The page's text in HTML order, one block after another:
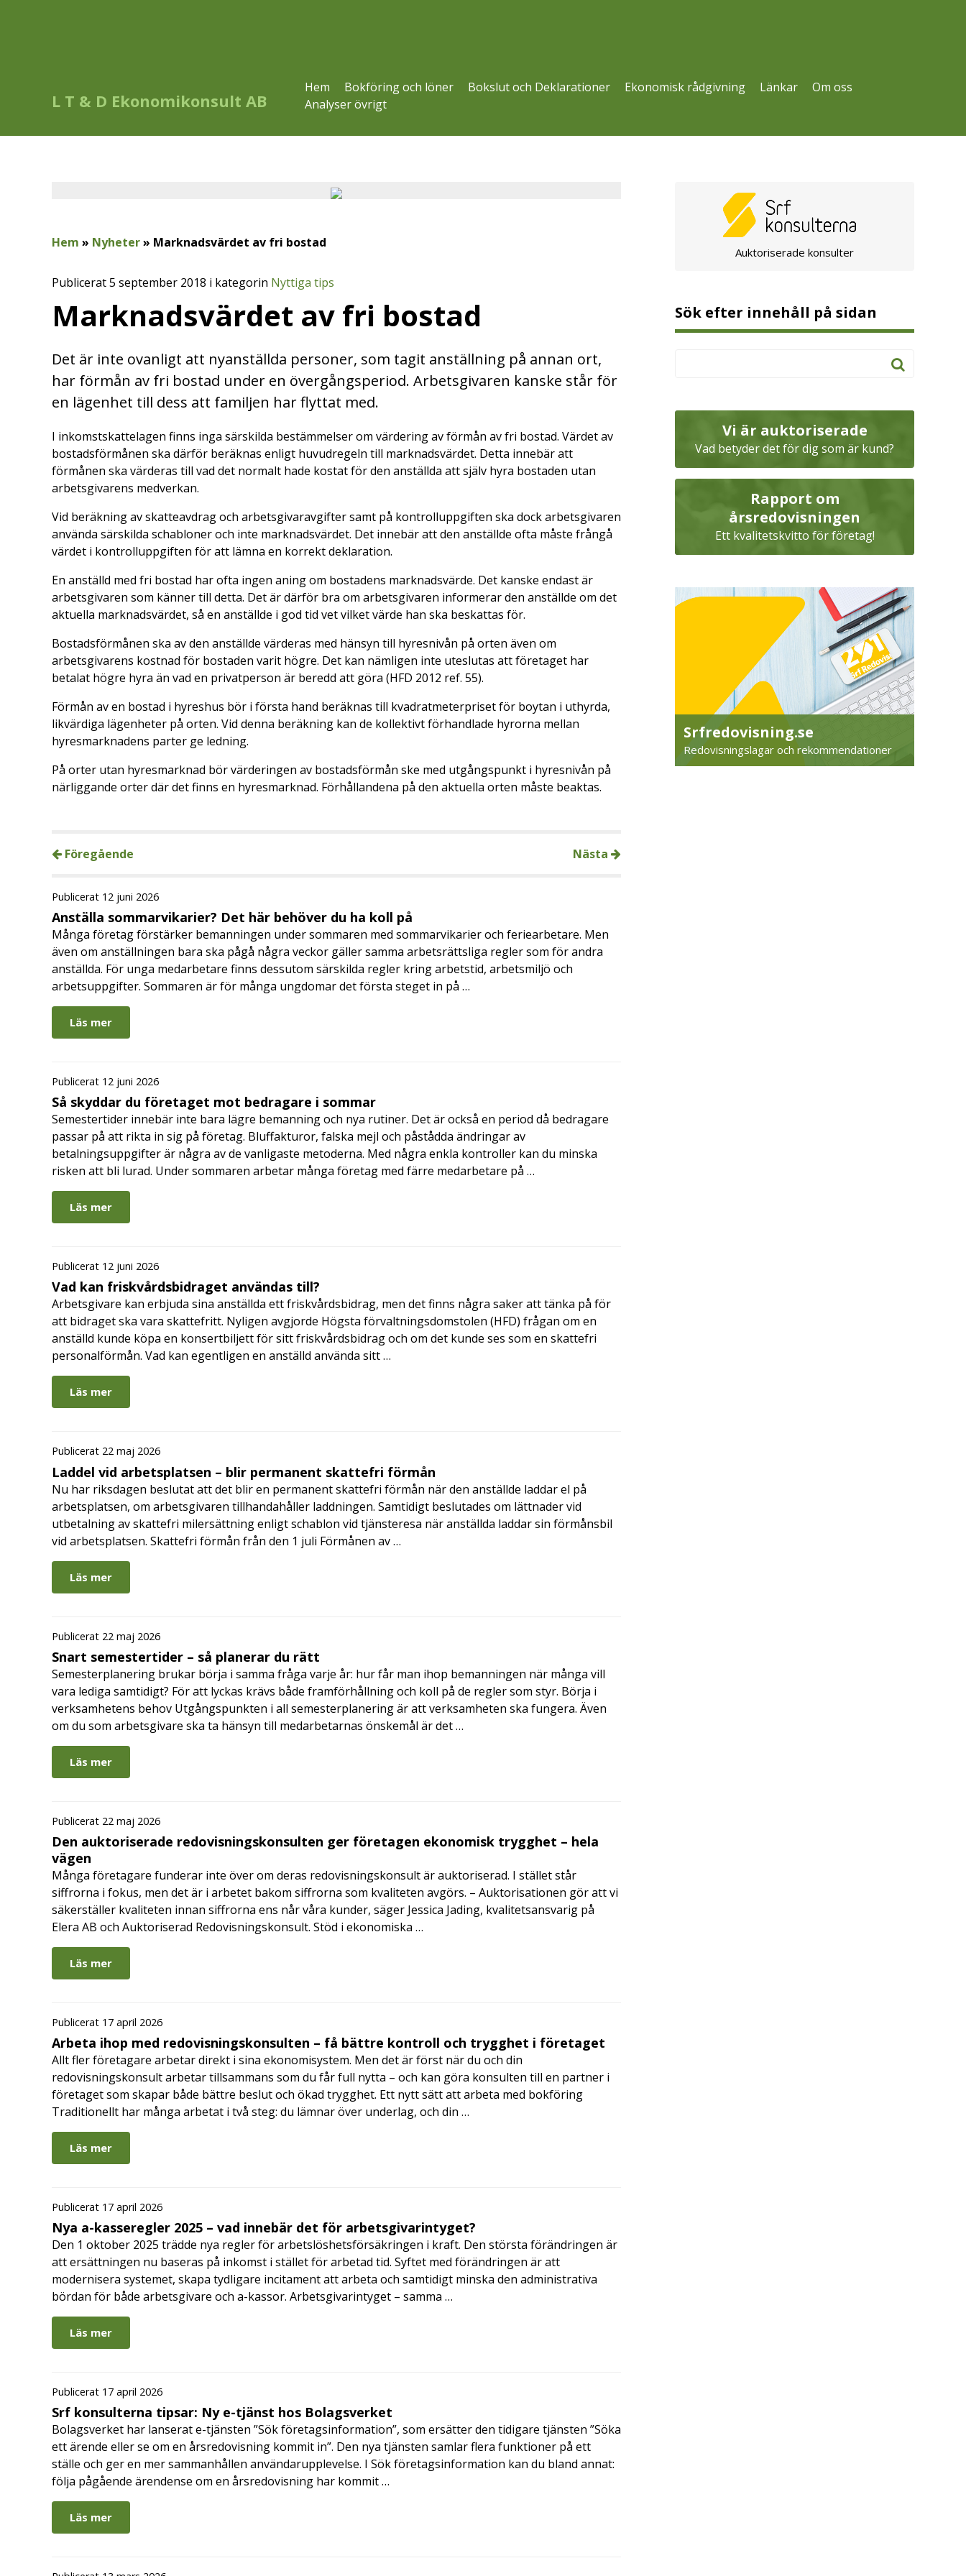
L T & D Ekonomikonsult AB
Hem Bokföring och löner Bokslut och Deklarationer Ekonomisk rådgivning Länkar
Om oss
Analyser övrigt
Hem » Nyheter» Marknadsvärdet av fri bostad
Publicerat 5 september 2018 i kategorin Nyttiga tips
Marknadsvärdet av fri bostad
Det är inte ovanligt att nyanställda personer, som tagit anställning på annan ort,
har förmån av fri bostad under en övergångsperiod. Arbetsgivaren kanske står för
en lägenhet till dess att familjen har flyttat med.
I inkomstskattelagen finns inga särskilda bestämmelser om värdering av förmån av fri bostad. Värdet av
bostadsförmånen ska därför beräknas enligt huvudregeln till marknadsvärdet. Detta innebär att
förmånen ska värderas till vad det normalt hade kostat för den anställda att själv hyra bostaden utan
arbetsgivarens medverkan.
Vid beräkning av skatteavdrag och arbetsgivaravgifter samt på kontrolluppgiften ska dock arbetsgivaren
använda särskilda schabloner och inte marknadsvärdet. Det innebär att den anställde ofta måste frångå
värdet i kontrolluppgiften för att lämna en korrekt deklaration.
En anställd med fri bostad har ofta ingen aning om bostadens marknadsvärde. Det kanske endast är
arbetsgivaren som känner till detta. Det är därför bra om arbetsgivaren informerar den anställde om det
aktuella marknadsvärdet, så en anställde i god tid vet vilket värde han ska beskattas för.
Bostadsförmånen ska av den anställde värderas med hänsyn till hyresnivån på orten även om
arbetsgivarens kostnad för bostaden varit högre. Det kan nämligen inte uteslutas att företaget har
betalat högre hyra än vad en privatperson är beredd att göra (HFD 2012 ref. 55).
Förmån av en bostad i hyreshus bör i första hand beräknas till kvadratmeterpriset för boytan i uthyrda,
likvärdiga lägenheter på orten. Vid denna beräkning kan de kollektivt förhandlade hyrorna mellan
hyresmarknadens parter ge ledning.
På orter utan hyresmarknad bör värderingen av bostadsförmån ske med utgångspunkt i hyresnivån på
närliggande orter där det finns en hyresmarknad. Förhållandena på den aktuella orten måste beaktas.
Föregående Nästa
Publicerat 12 juni 2026
Anställa sommarvikarier? Det här behöver du ha koll på
Många företag förstärker bemanningen under sommaren med sommarvikarier och feriearbetare. Men
även om anställningen bara ska pågå några veckor gäller samma arbetsrättsliga regler som för andra
anställda. För unga medarbetare finns dessutom särskilda regler kring arbetstid, arbetsmiljö och
arbetsuppgifter. Sommaren är för många ungdomar det första steget in på …
Läs mer
Publicerat 12 juni 2026
Så skyddar du företaget mot bedragare i sommar
Semestertider innebär inte bara lägre bemanning och nya rutiner. Det är också en period då bedragare
passar på att rikta in sig på företag. Bluffakturor, falska mejl och påstådda ändringar av
betalningsuppgifter är några av de vanligaste metoderna. Med några enkla kontroller kan du minska
risken att bli lurad. Under sommaren arbetar många företag med färre medarbetare på …
Läs mer
Publicerat 12 juni 2026
Vad kan friskvårdsbidraget användas till?
Arbetsgivare kan erbjuda sina anställda ett friskvårdsbidrag, men det finns några saker att tänka på för
att bidraget ska vara skattefritt. Nyligen avgjorde Högsta förvaltningsdomstolen (HFD) frågan om en
anställd kunde köpa en konsertbiljett för sitt friskvårdsbidrag och om det kunde ses som en skattefri
personalförmån. Vad kan egentligen en anställd använda sitt …
Läs mer
Publicerat 22 maj 2026
Laddel vid arbetsplatsen – blir permanent skattefri förmån
Nu har riksdagen beslutat att det blir en permanent skattefri förmån när den anställde laddar el på
arbetsplatsen, om arbetsgivaren tillhandahåller laddningen. Samtidigt beslutades om lättnader vid
utbetalning av skattefri milersättning enligt schablon vid tjänsteresa när anställda laddar sin förmånsbil
vid arbetsplatsen. Skattefri förmån från den 1 juli Förmånen av …
Läs mer
Publicerat 22 maj 2026
Snart semestertider – så planerar du rätt
Semesterplanering brukar börja i samma fråga varje år: hur får man ihop bemanningen när många vill
vara lediga samtidigt? För att lyckas krävs både framförhållning och koll på de regler som styr. Börja i
verksamhetens behov Utgångspunkten i all semesterplanering är att verksamheten ska fungera. Även
om du som arbetsgivare ska ta hänsyn till medarbetarnas önskemål är det …
Läs mer
Publicerat 22 maj 2026
Den auktoriserade redovisningskonsulten ger företagen ekonomisk trygghet – hela
vägen
Många företagare funderar inte över om deras redovisningskonsult är auktoriserad. I stället står
siffrorna i fokus, men det är i arbetet bakom siffrorna som kvaliteten avgörs. – Auktorisationen gör att vi
säkerställer kvaliteten innan siffrorna ens når våra kunder, säger Jessica Jading, kvalitetsansvarig på
Elera AB och Auktoriserad Redovisningskonsult. Stöd i ekonomiska …
Läs mer
Publicerat 17 april 2026
Arbeta ihop med redovisningskonsulten – få bättre kontroll och trygghet i företaget
Allt fler företagare arbetar direkt i sina ekonomisystem. Men det är först när du och din
redovisningskonsult arbetar tillsammans som du får full nytta – och kan göra konsulten till en partner i
företaget som skapar både bättre beslut och ökad trygghet. Ett nytt sätt att arbeta med bokföring
Traditionellt har många arbetat i två steg: du lämnar över underlag, och din …
Läs mer
Publicerat 17 april 2026
Nya a-kasseregler 2025 – vad innebär det för arbetsgivarintyget?
Den 1 oktober 2025 trädde nya regler för arbetslöshetsförsäkringen i kraft. Den största förändringen är
att ersättningen nu baseras på inkomst i stället för arbetad tid. Syftet med förändringen är att
modernisera systemet, skapa tydligare incitament att arbeta och samtidigt minska den administrativa
bördan för både arbetsgivare och a-kassor. Arbetsgivarintyget – samma …
Läs mer
Publicerat 17 april 2026
Srf konsulterna tipsar: Ny e-tjänst hos Bolagsverket
Bolagsverket har lanserat e-tjänsten ”Sök företagsinformation”, som ersätter den tidigare tjänsten ”Söka
ett ärende eller se om en årsredovisning kommit in”. Den nya tjänsten samlar flera funktioner på ett
ställe och ger en mer sammanhållen användarupplevelse. I Sök företagsinformation kan du bland annat:
följa pågående ärendense om en årsredovisning har kommit …
Läs mer
Auktoriserade konsulter
Sök efter innehåll på sidan
Vi är auktoriserade
Vad betyder det för dig som är kund?
Rapport om
årsredovisningen
Ett kvalitetskvitto för företag!
Srfredovisning.se
Redovisningslagar och rekommendationer